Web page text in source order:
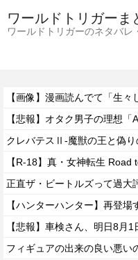
ワールドトリガーま
ワールドトリガーのネタバレ
【画像】漫画読んでて「生
正直ザ・ビートルズって過大
【ハンターハンター】再登場
フィギュアの出来の良い悪い